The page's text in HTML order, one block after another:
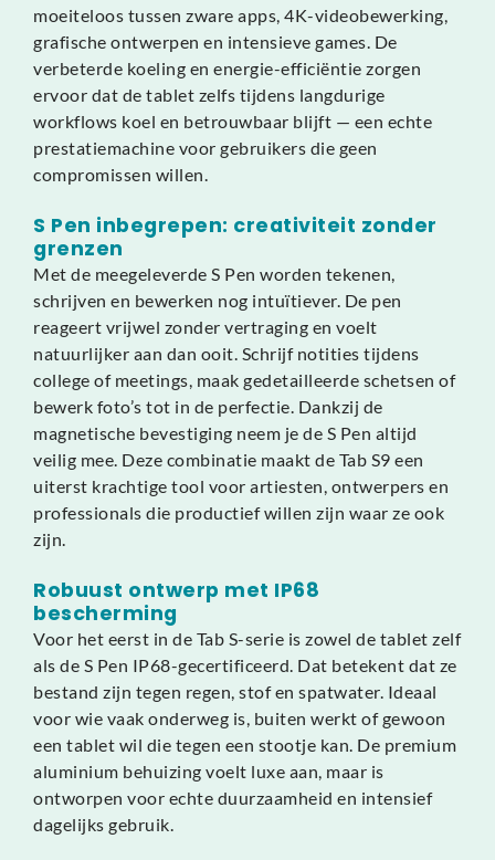
moeiteloos tussen zware apps, 4K-videobewerking,
grafische ontwerpen en intensieve games. De
verbeterde koeling en energie-efficiëntie zorgen
ervoor dat de tablet zelfs tijdens langdurige
workflows koel en betrouwbaar blijft — een echte
prestatiemachine voor gebruikers die geen
compromissen willen.
S Pen inbegrepen: creativiteit zonder
grenzen
Met de meegeleverde S Pen worden tekenen,
schrijven en bewerken nog intuïtiever. De pen
reageert vrijwel zonder vertraging en voelt
natuurlijker aan dan ooit. Schrijf notities tijdens
college of meetings, maak gedetailleerde schetsen of
bewerk foto’s tot in de perfectie. Dankzij de
magnetische bevestiging neem je de S Pen altijd
veilig mee. Deze combinatie maakt de Tab S9 een
uiterst krachtige tool voor artiesten, ontwerpers en
professionals die productief willen zijn waar ze ook
zijn.
Robuust ontwerp met IP68
bescherming
Voor het eerst in de Tab S-serie is zowel de tablet zelf
als de S Pen IP68-gecertificeerd. Dat betekent dat ze
bestand zijn tegen regen, stof en spatwater. Ideaal
voor wie vaak onderweg is, buiten werkt of gewoon
een tablet wil die tegen een stootje kan. De premium
aluminium behuizing voelt luxe aan, maar is
ontworpen voor echte duurzaamheid en intensief
dagelijks gebruik.